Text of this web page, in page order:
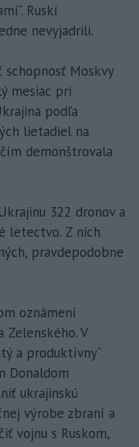
Ruskí
nevyjadrili.
Moskvy
mesiac pri
podľa
lietadiel na
demonštrovala
322 dronov a
letectvo. Z nich
pravdepodobne
oznámení
Zelenského. V
a produktívny“
Donaldom
ukrajinskú
výrobe zbraní a
vojnu s Ruskom,